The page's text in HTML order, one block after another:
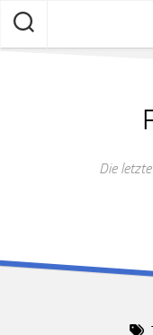
Skip
content
Die